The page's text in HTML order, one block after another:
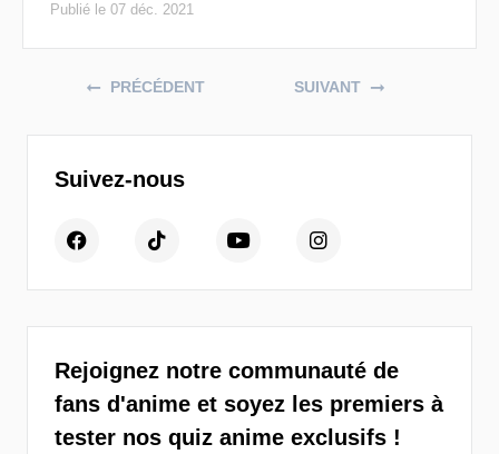
Publié le 07 déc. 2021
Posts navigation
PRÉCÉDENT SUIVANT
Suivez-nous
Rejoignez notre communauté de
fans d'anime et soyez les premiers à
tester nos quiz anime exclusifs !